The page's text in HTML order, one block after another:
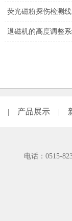
荧光磁粉探伤检测
退磁机的高度调整
产品展示
电话：0515-